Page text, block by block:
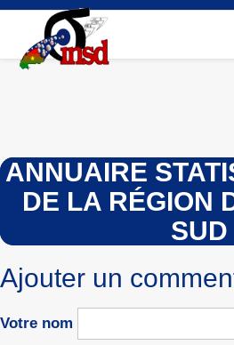
Aller
contenu
principal
ANNUAIRE
DE LA RÉGION
SUD
Ajouter un
Votre nom